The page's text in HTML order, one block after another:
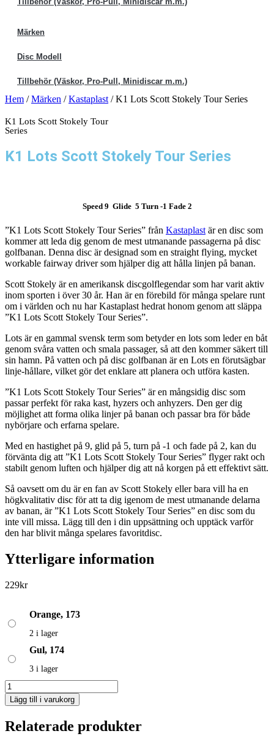
Märken
Disc Modell
Tillbehör (Väskor, Pro-Pull, Minidiscar m.m.)
Hem /Märken /Kastaplast / K1 Lots Scott Stokely Tour Series
K1 Lots Scott Stokely Tour
Series
K1 Lots Scott Stokely Tour Series
Speed 9 Glide 5 Turn -1 Fade 2
”K1 Lots Scott Stokely Tour Series” från Kastaplast är en disc som
kommer att leda dig genom de mest utmanande passagerna på disc
golfbanan. Denna disc är designad som en straight flying, mycket
workable fairway driver som hjälper dig att hålla linjen på banan.
Scott Stokely är en amerikansk discgolflegendar som har varit aktiv
inom sporten i över 30 år. Han är en förebild för många spelare runt
om i världen och nu har Kastaplast hedrat honom genom att släppa
”K1 Lots Scott Stokely Tour Series”.
Lots är en gammal svensk term som betyder en lots som leder en båt
genom svåra vatten och smala passager, så att den kommer säkert till
sin hamn. På vatten och på disc golfbanan är en Lots en förutsägbar
linje-hållare, vilket gör det enklare att planera och utföra kasten.
”K1 Lots Scott Stokely Tour Series” är en mångsidig disc som
passar perfekt för raka kast, hyzers och anhyzers. Den ger dig
möjlighet att forma olika linjer på banan och passar bra för både
nybörjare och erfarna spelare.
Med en hastighet på 9, glid på 5, turn på -1 och fade på 2, kan du
förvänta dig att ”K1 Lots Scott Stokely Tour Series” flyger rakt och
stabilt genom luften och hjälper dig att nå korgen på ett effektivt sätt.
Så oavsett om du är en fan av Scott Stokely eller bara vill ha en
högkvalitativ disc för att ta dig igenom de mest utmanande delarna
av banan, är ”K1 Lots Scott Stokely Tour Series” en disc som du
inte vill missa. Lägg till den i din uppsättning och upptäck varför
den har blivit många spelares favoritdisc.
Ytterligare information
229kr
Orange, 173
2 i lager
Gul, 174
3 i lager
K1
Lots
Scott
Tour
Lägg till i varukorg
Relaterade produkter